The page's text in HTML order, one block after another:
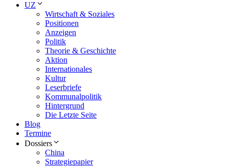
UZ
Wirtschaft & Soziales
Positionen
Anzeigen
Politik
Theorie & Geschichte
Aktion
Internationales
Kultur
Leserbriefe
Kommunalpolitik
Hintergrund
Die Letzte Seite
Blog
Termine
Dossiers
China
Strategiepapier